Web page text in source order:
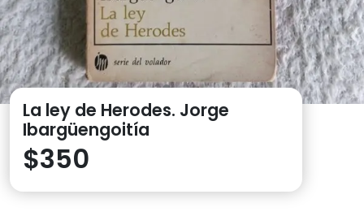
La ley de Herodes. Jorge
Ibargüengoitía
$350